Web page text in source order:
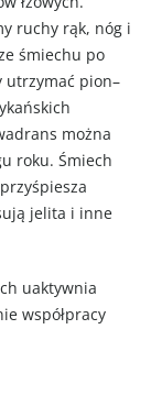
ruchy rąk, nóg i
śmiechu po
utrzymać pion–
można
roku. Śmiech
jelita i inne
uaktywnia
współpracy